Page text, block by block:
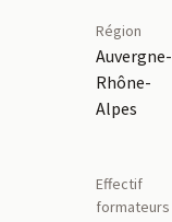
Région
Auvergne-
Rhône-
Alpes
Effectif
formateurs